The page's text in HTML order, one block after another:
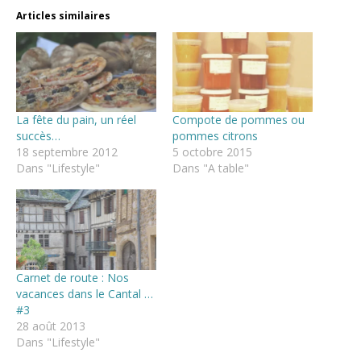
Articles similaires
La fête du pain, un réel
succès…
18 septembre 2012
Dans "Lifestyle"
Compote de pommes ou
pommes citrons
5 octobre 2015
Dans "A table"
Carnet de route : Nos
vacances dans le Cantal …
#3
28 août 2013
Dans "Lifestyle"